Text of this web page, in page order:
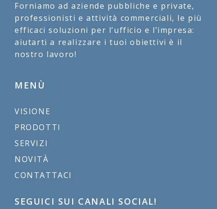
Forniamo ad aziende pubbliche e private,
professionisti e attività commerciali, le più
efficaci soluzioni per l’ufficio e l’impresa:
aiutarti a realizzare i tuoi obiettivi è il
nostro lavoro!
MENÙ
VISIONE
PRODOTTI
SERVIZI
NOVITÀ
CONTATTACI
SEGUICI SUI CANALI SOCIAL!